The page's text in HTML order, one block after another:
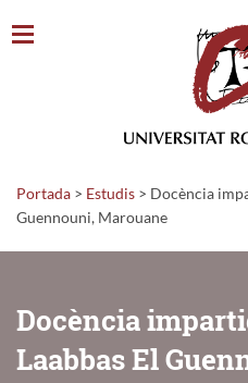
Portada > Estudis > Docència
Guennouni, Marouane
Docència
Laabbas El